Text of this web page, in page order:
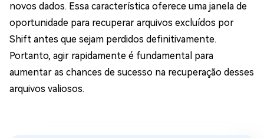
novos dados. Essa característica oferece uma janela de
oportunidade para recuperar arquivos excluídos por
Shift antes que sejam perdidos definitivamente.
Portanto, agir rapidamente é fundamental para
aumentar as chances de sucesso na recuperação desses
arquivos valiosos.